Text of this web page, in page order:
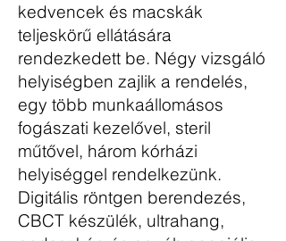
kedvencek és macskák
teljeskörű ellátására
rendezkedett be. Négy vizsgáló
helyiségben zajlik a rendelés,
egy több munkaállomásos
fogászati kezelővel, steril
műtővel, három kórházi
helyiséggel rendelkezünk.
Digitális röntgen berendezés,
CBCT készülék, ultrahang,